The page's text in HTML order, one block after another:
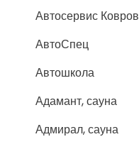
Автосервис Ковров
АвтоСпец
Автошкола
Адамант, сауна
Адмирал, сауна